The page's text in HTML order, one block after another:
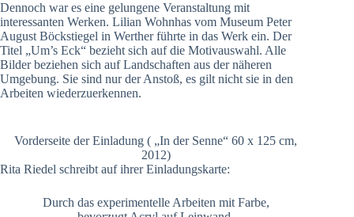
Dennoch war es eine gelungene Veranstaltung mit
interessanten Werken. Lilian Wohnhas vom Museum Peter
August Böckstiegel in Werther führte in das Werk ein. Der
Titel „Um’s Eck“ bezieht sich auf die Motivauswahl. Alle
Bilder beziehen sich auf Landschaften aus der näheren
Umgebung. Sie sind nur der Anstoß, es gilt nicht sie in den
Arbeiten wiederzuerkennen.
Vorderseite der Einladung ( „In der Senne“ 60 x 125 cm,
2012)
Rita Riedel schreibt auf ihrer Einladungskarte:
Durch das experimentelle Arbeiten mit Farbe,